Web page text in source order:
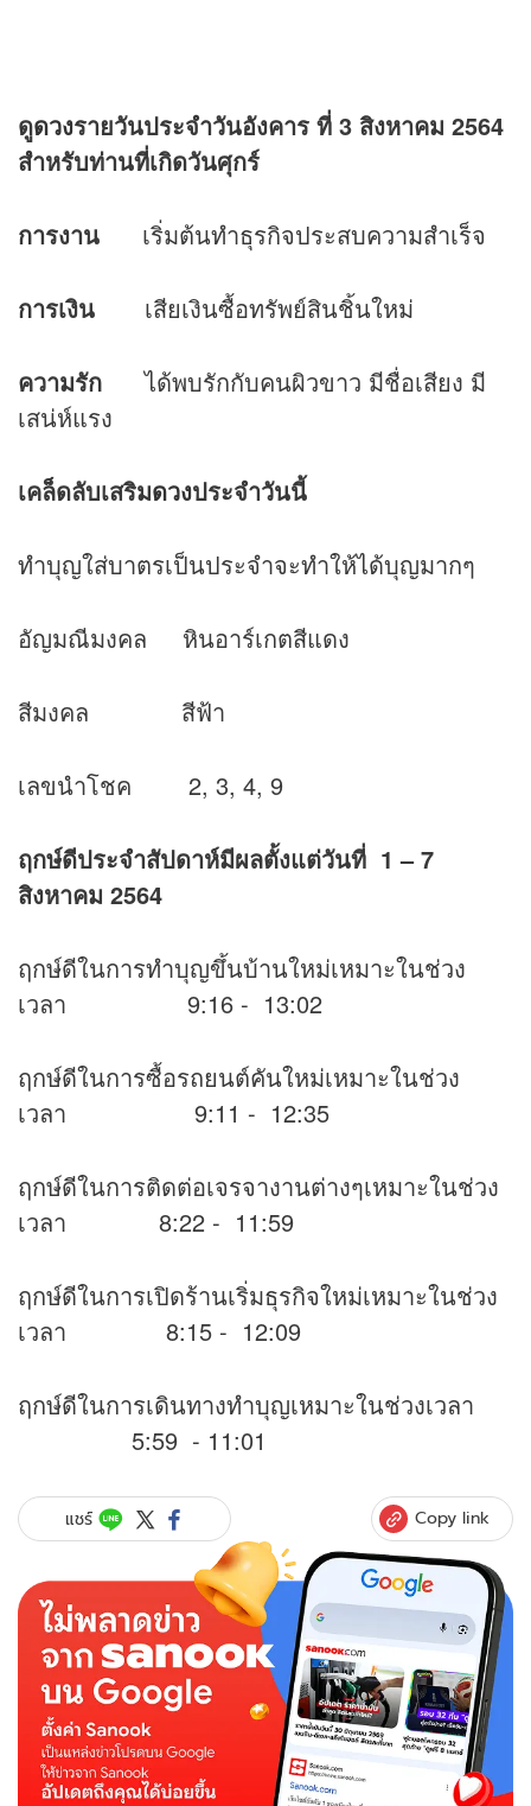
ดูดวงรายวันประจำวันอังคาร ที่ 3 สิงหาคม 2564
สำหรับท่านที่เกิดวันศุกร์
การงาน เริ่มต้นทำธุรกิจประสบความสำเร็จ
การเงิน เสียเงินซื้อทรัพย์สินชิ้นใหม่
ความรัก ได้พบรักกับคนผิวขาว มีชื่อเสียง มี
เสน่ห์แรง
เคล็ดลับเสริมดวงประจำวันนี้
ทำบุญใส่บาตรเป็นประจำจะทำให้ได้บุญมากๆ
อัญมณีมงคล หินอาร์เกตสีแดง
สีมงคล สีฟ้า
เลขนำโชค 2, 3, 4, 9
ฤกษ์ดีประจำสัปดาห์มีผลตั้งแต่วันที่ 1 – 7
สิงหาคม 2564
ฤกษ์ดีในการทำบุญขึ้นบ้านใหม่เหมาะในช่วง
เวลา 9:16 - 13:02
ฤกษ์ดีในการซื้อรถยนต์คันใหม่เหมาะในช่วง
เวลา 9:11 - 12:35
ฤกษ์ดีในการติดต่อเจรจางานต่างๆเหมาะในช่วง
เวลา 8:22 - 11:59
ฤกษ์ดีในการเปิดร้านเริ่มธุรกิจใหม่เหมาะในช่วง
เวลา 8:15 - 12:09
ฤกษ์ดีในการเดินทางทำบุญเหมาะในช่วงเวลา
5:59 - 11:01
แชร์ Copy link